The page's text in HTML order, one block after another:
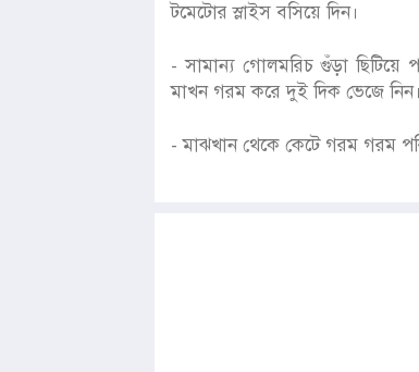
টমেটোর স্লাইস বসিয়ে দিন।
- সামান্য গোলমরিচ গুঁড়া ছিটিয়ে
মাখন গরম করে দুই দিক ভেজে নিন।
- মাঝখান থেকে কেটে গরম গরম